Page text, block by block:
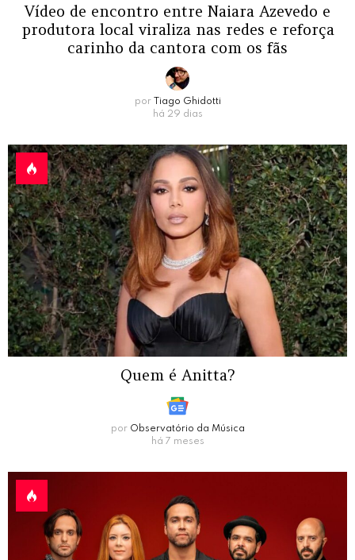
Vídeo de encontro entre Naiara Azevedo e
produtora local viraliza nas redes e reforça
carinho da cantora com os fãs
por
Tiago Ghidotti
há 29 dias
Quem é Anitta?
por Observatório da Música
há 7 meses